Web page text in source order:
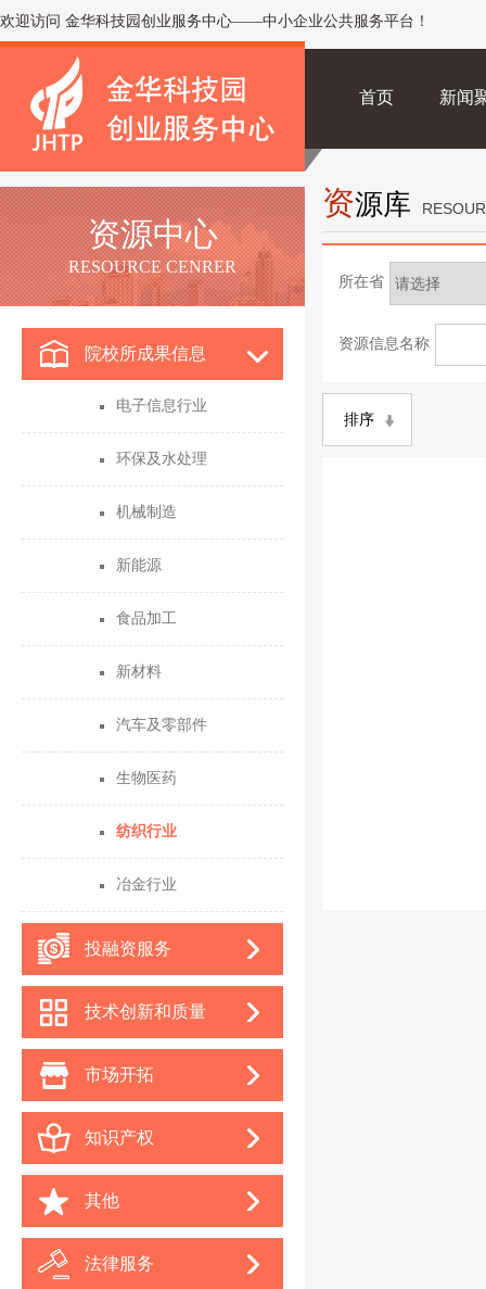
欢迎访问 金华科技园创业服务中心——中小企业公共服务平台！
首页 新闻
资源中心
RESOURCE CENRER
院校所成果信息
电子信息行业
环保及水处理
机械制造
新能源
食品加工
新材料
汽车及零部件
生物医药
纺织行业
冶金行业
投融资服务
技术创新和质量
市场开拓
知识产权
其他
法律服务
资源库
所在省
资源信息名称
排序